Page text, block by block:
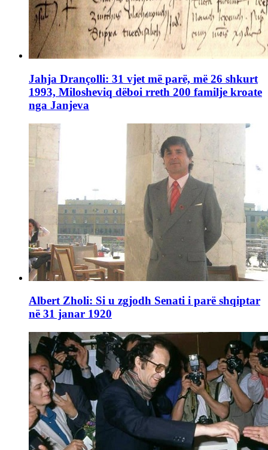
Jahja Drançolli: 31 vjet më parë, më 26 shkurt
1993, Milosheviq dëboi rreth 200 familje kroate
nga Janjeva
Albert Zholi: Si u zgjodh Senati i parë shqiptar
në 31 janar 1920